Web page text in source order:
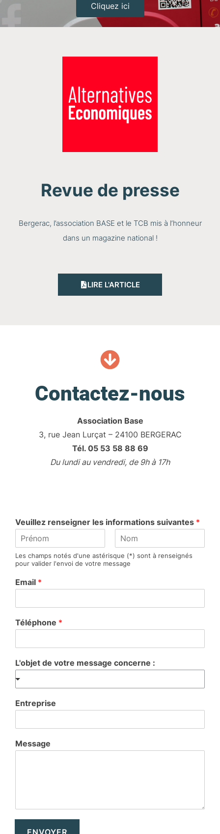
Cliquez ici
Revue de presse
Bergerac, l’association BASE et le TCB mis à l’honneur
dans un magazine national !
LIRE L'ARTICLE
Contactez-nous
Association Base
3, rue Jean Lurçat – 24100 BERGERAC
Tél. 05 53 58 88 69
Du lundi au vendredi, de 9h à 17h
Veuillez renseigner les informations suivantes *
r
é
o
m
o
m
Les champs notés d'une astérisque (*) sont à renseignés
pour valider l'envoi de votre message
Email *
Téléphone *
L'objet de votre message concerne :
Entreprise
Message